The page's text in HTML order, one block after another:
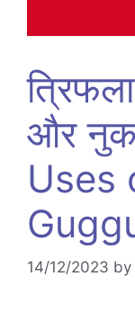
और
Uses
14/12/2023 by